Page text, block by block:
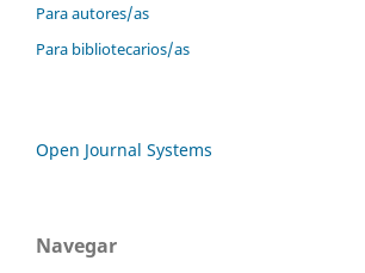
Para autores/as
Para bibliotecarios/as
Open Journal Systems
Navegar